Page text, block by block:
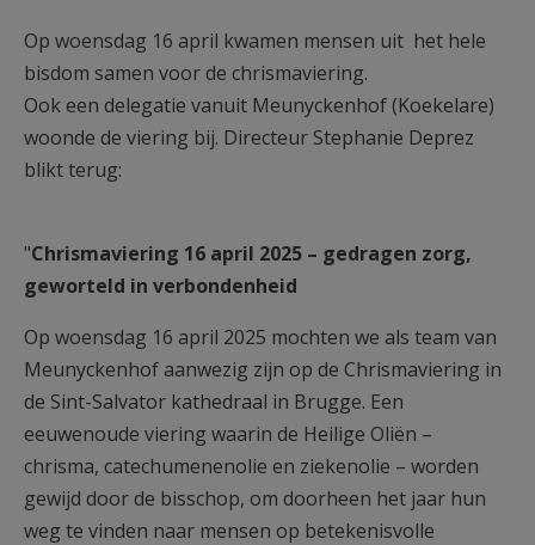
AANMELDEN OF REGISTREREN
Op woensdag 16 april kwamen mensen uit het hele
bisdom samen voor de chrismaviering.
Ook een delegatie vanuit Meunyckenhof (Koekelare)
woonde de viering bij. Directeur Stephanie Deprez
blikt terug:
"Chrismaviering 16 april 2025 – gedragen zorg,
geworteld in verbondenheid
Op woensdag 16 april 2025 mochten we als team van
Meunyckenhof aanwezig zijn op de Chrismaviering in
de Sint-Salvator kathedraal in Brugge. Een
eeuwenoude viering waarin de Heilige Oliën –
chrisma, catechumenenolie en ziekenolie – worden
gewijd door de bisschop, om doorheen het jaar hun
weg te vinden naar mensen op betekenisvolle